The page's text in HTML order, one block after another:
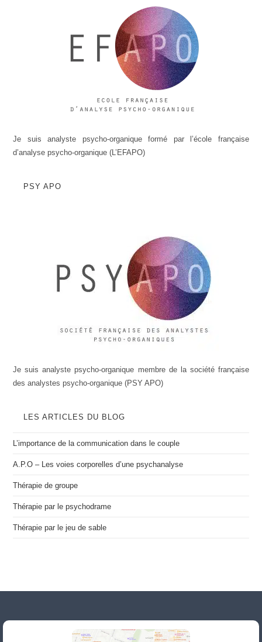
Je suis analyste psycho-organique formé par l’école française
d’analyse psycho-organique (L’EFAPO)
PSY APO
Je suis analyste psycho-organique membre de la société française
des analystes psycho-organique (PSY APO)
LES ARTICLES DU BLOG
L’importance de la communication dans le couple
A.P.O – Les voies corporelles d’une psychanalyse
Thérapie de groupe
Thérapie par le psychodrame
Thérapie par le jeu de sable